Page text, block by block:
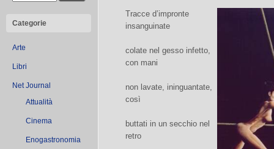
Categorie
Arte
Libri
Net Journal
Attualità
Cinema
Enogastronomia
Tracce d’impronte
insanguinate
colate nel gesso infetto,
con mani
non lavate, ininguantate,
così
buttati in un secchio nel
retro